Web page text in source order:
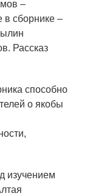
–
в сборнике –
Рассказ
способно
о якобы
изучением